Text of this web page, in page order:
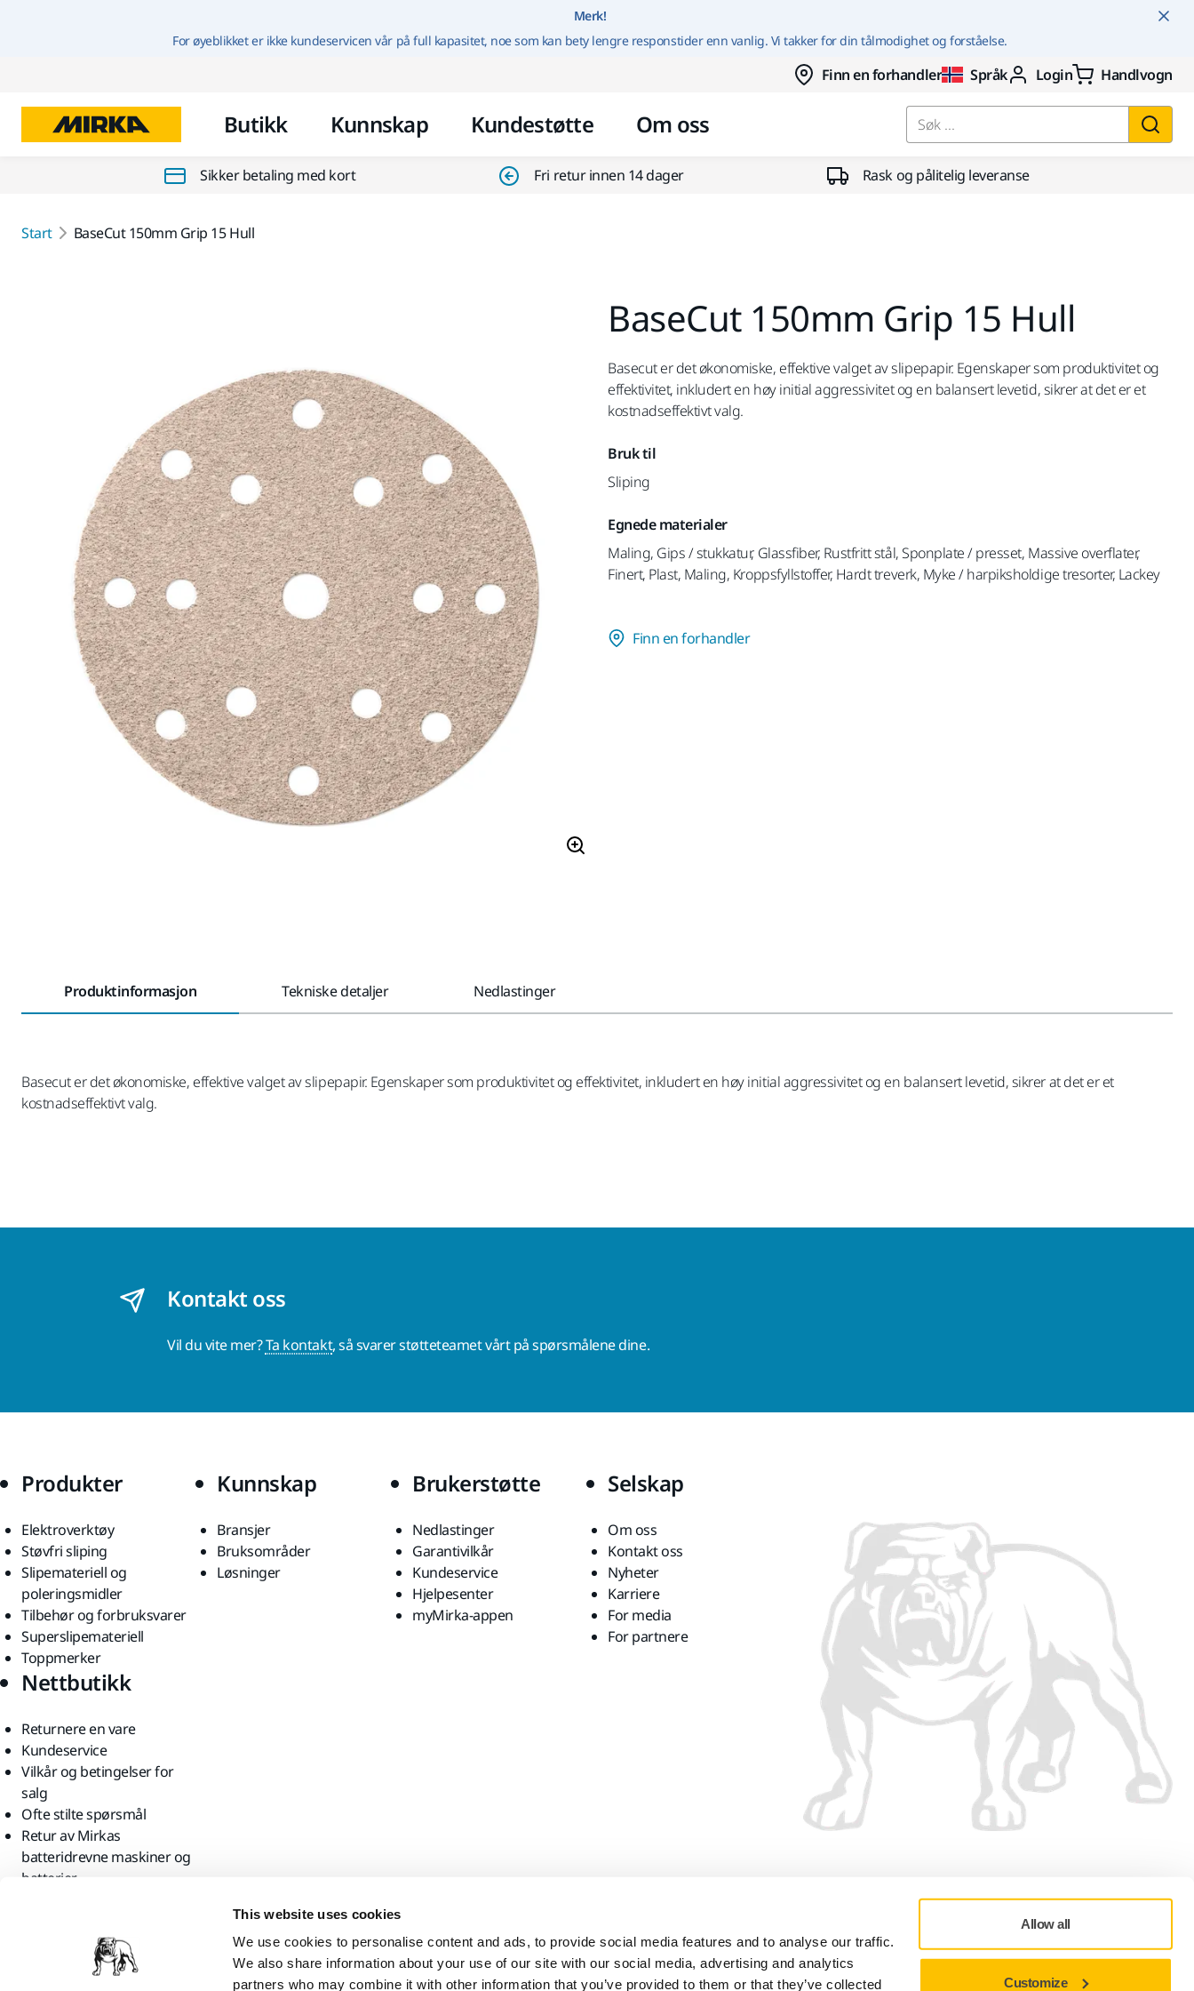
This website uses cookies
We use cookies to personalise content and ads, to provide social media features and to analyse our traffic.
We also share information about your use of our site with our social media, advertising and analytics
partners who may combine it with other information that you’ve provided to them or that they’ve collected
Allow all
Customize
Gå til innhold
Merk!
For øyeblikket er ikke kundeservicen vår på full kapasitet, noe som kan bety lengre responstider enn vanlig. Vi takker for din tålmodighet og forståelse.
Finn en forhandler Språk Login Handlvogn
Butikk Kunnskap Kundestøtte Om oss Søk ...
Sikker betaling med kort Fri retur innen 14 dager Rask og pålitelig leveranse
Start BaseCut 150mm Grip 15 Hull
BaseCut 150mm Grip 15 Hull
Basecut er det økonomiske, effektive valget av slipepapir. Egenskaper som produktivitet og
effektivitet, inkludert en høy initial aggressivitet og en balansert levetid, sikrer at det er et
kostnadseffektivt valg.
Bruk til
Sliping
Egnede materialer
Maling, Gips / stukkatur, Glassfiber, Rustfritt stål, Sponplate / presset, Massive overflater,
Finert, Plast, Maling, Kroppsfyllstoffer, Hardt treverk, Myke / harpiksholdige tresorter, Lackey
Finn en forhandler
Produktinformasjon Tekniske detaljer Nedlastinger
Basecut er det økonomiske, effektive valget av slipepapir. Egenskaper som produktivitet og effektivitet, inkludert en høy initial aggressivitet og en balansert levetid, sikrer at det er et
kostnadseffektivt valg.
Kontakt oss
Vil du vite mer?Ta kontakt, så svarer støtteteamet vårt på spørsmålene dine.
Produkter
Elektroverktøy
Støvfri sliping
Slipemateriell og
poleringsmidler
Tilbehør og forbruksvarer
Superslipemateriell
Toppmerker
Kunnskap
Bransjer
Bruksområder
Løsninger
Brukerstøtte
Nedlastinger
Garantivilkår
Kundeservice
Hjelpesenter
myMirka-appen
Selskap
Om oss
Kontakt oss
Nyheter
Karriere
For media
For partnere
Nettbutikk
Returnere en vare
Kundeservice
Vilkår og betingelser for
salg
Ofte stilte spørsmål
Retur av Mirkas
batteridrevne maskiner og
batterier